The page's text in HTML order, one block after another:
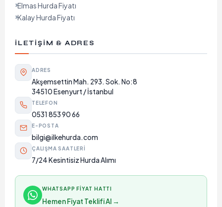
Elmas Hurda Fiyatı
Kalay Hurda Fiyatı
İLETIŞIM & ADRES
ADRES
Akşemsettin Mah. 293. Sok. No:8
34510 Esenyurt / İstanbul
TELEFON
0531 853 90 66
E-POSTA
bilgi@ilkehurda.com
ÇALIŞMA SAATLERI
7/24 Kesintisiz Hurda Alımı
WHATSAPP FIYAT HATTI
Hemen Fiyat Teklifi Al →